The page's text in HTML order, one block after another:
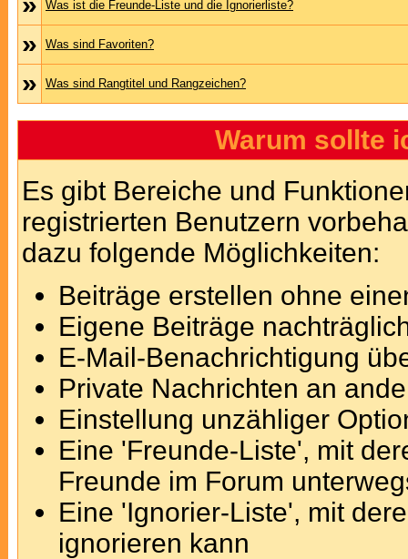
Was ist die Freunde-Liste und die Ignorierliste?
» Was sind Favoriten?
» Was sind Rangtitel und Rangzeichen?
Warum sollte
Es gibt Bereiche und
registrierten Benutzern
dazu folgende Möglichkeiten:
Beiträge erstellen ohne
Eigene Beiträge
E-Mail-Benachrichtigung
Private Nachrichten an
Einstellung unzähliger
Eine 'Freunde-Liste', mit
Freunde im Forum
Eine 'Ignorier-Liste', mit
ignorieren kann